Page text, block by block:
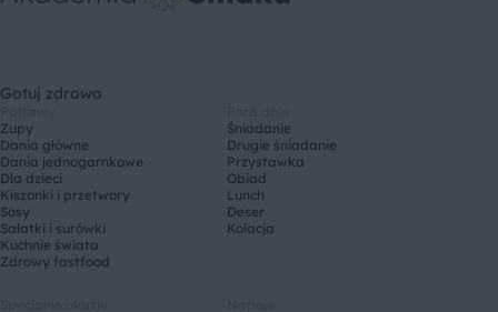
Gotuj zdrowo
Zupy
Dania główne
Dania jednogarnkowe
Dla dzieci
Kiszonki i przetwory
Sosy
Sałatki i surówki
Kuchnie świata
Zdrowy fastfood
Śniadanie
Drugie śniadanie
Przystawka
Obiad
Lunch
Deser
Kolacja